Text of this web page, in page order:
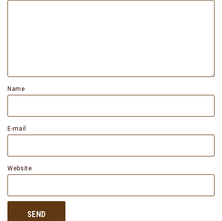
Name
E-mail
Website